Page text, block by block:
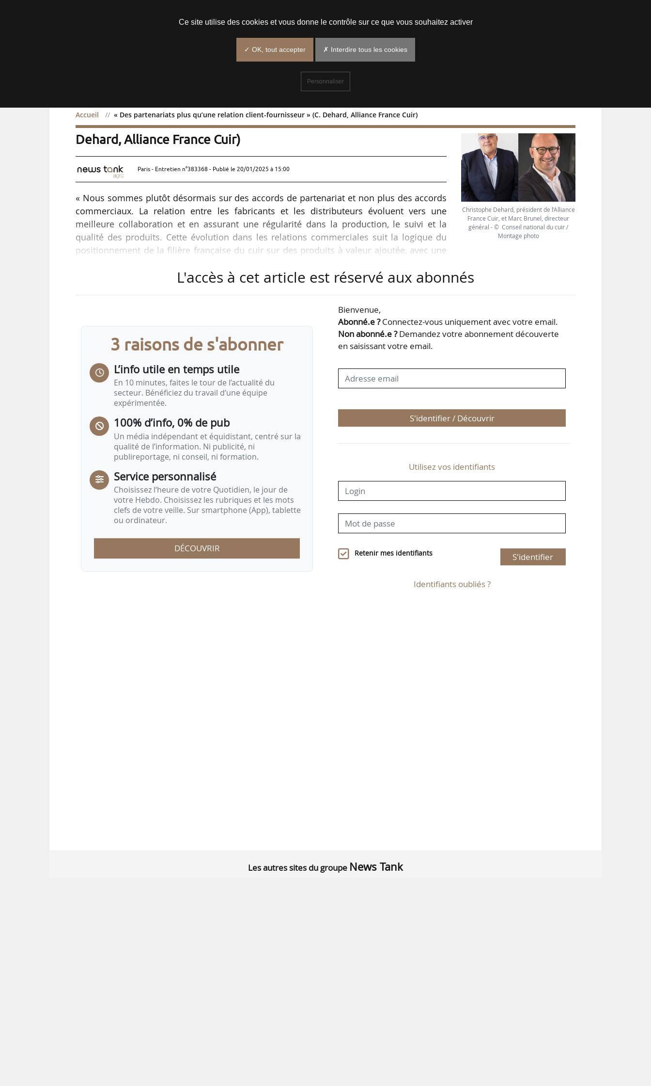
Accueil « Des partenariats plus qu’une relation client-fournisseur » (C. Dehard, Alliance France Cuir)
« Des partenariats plus qu’une relation client-fournisseur » (C.
Dehard, Alliance France Cuir)
Paris - Entretien n°383368 - Publié le 20/01/2025 à 15:00
« Nous sommes plutôt désormais sur des accords de partenariat et non plus des accords
commerciaux. La relation entre les fabricants et les distributeurs évoluent vers une
meilleure collaboration et en assurant une régularité dans la production, le suivi et la
qualité des produits. Cette évolution dans les relations commerciales suit la logique du
positionnement de la filière française du cuir sur des produits à valeur ajoutée, avec une
monde », déclare Marc Brunel, directeur général de l’Alliance France Cuir à News Tank le
« Le cheptel français est en mutation. La France avait un cheptel allaitant, avec des races
dites à viande, dominantes. Mais de plus en plus, c’est le cheptel laitier qui…
Christophe Dehard, président de l’Alliance
France Cuir, et Marc Brunel, directeur
général - © Conseil national du cuir /
Montage photo
L'accès à cet article est réservé aux abonnés
3 raisons de s'abonner
L’info utile en temps utile
En 10 minutes, faites le tour de l’actualité du
secteur. Bénéficiez du travail d’une équipe
expérimentée.
100% d’info, 0% de pub
Un média indépendant et équidistant, centré sur la
qualité de l’information. Ni publicité, ni
publireportage, ni conseil, ni formation.
Service personnalisé
Choisissez l‘heure de votre Quotidien, le jour de
votre Hebdo. Choisissez les rubriques et les mots
clefs de votre veille. Sur smartphone (App), tablette
ou ordinateur.
DÉCOUVRIR
Bienvenue,
Abonné.e ?Connectez-vous uniquement avec votre email.
Non abonné.e ?Demandez votre abonnement découverte
en saisissant votre email.
S'identifier / Découvrir
Utilisez vos identifiants
Retenir mes identifiants S'identifier
Identifiants oubliés ?
Les autres sites du groupe News Tank
Ce site utilise des cookies et vous donne le contrôle sur ce que vous souhaitez activer
✓ OK, tout accepter ✗ Interdire tous les cookies
Personnaliser